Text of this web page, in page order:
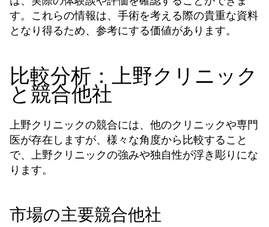
す。これらの情報は、手術を考える際の貴重な資料
となり得るため、参考にする価値があります。
比較分析：上野クリニック
と競合他社
上野クリニックの競合には、他のクリニックや専門
医が存在しますが、様々な角度から比較すること
で、上野クリニックの強みや独自性が浮き彫りにな
ります。
市場の主要競合他社